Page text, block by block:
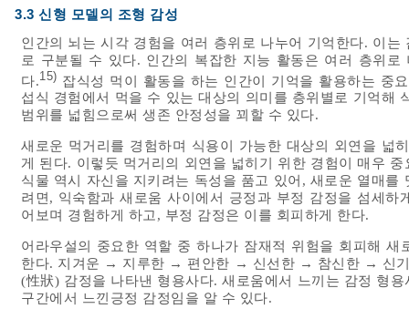
3.3 신형 모델의 조형 감성
인간의 뇌는 시각 경험을 여러 층위로 나누어 기억한다. 이
로 구분될 수 있다. 인간의 복잡한 지능 활동은 여러 층위
다.15) 잡식성 먹이 활동을 하는 인간이 기억을 활용하는 중
섭식 경험에서 먹을 수 있는 대상의 의미를 층위별로 기억해
범위를 넓힘으로써 생존 안정성을 꾀할 수 있다.
새로운 먹거리를 경험하며 식용이 가능한 대상의 외연을 넓
게 된다. 이렇듯 먹거리의 외연을 넓히기 위한 경험이 매우
식물 역시 자신을 지키려는 독성을 품고 있어, 새로운 열매
려면, 익숙함과 새로움 사이에서 긍정과 부정 감정을 섬세
어보며 경험하게 하고, 부정 감정은 이를 회피하게 한다.
어라우설의 중요한 역할 중 하나가 잠재적 위험을 회피해
한다. 지겨운 → 지루한 → 편안한 → 신선한 → 참신한 → 신
(性狀) 감정을 나타낸 형용사다. 새로움에서 느끼는 감정 형
구간에서 느낀긍정 감정임을 알 수 있다.